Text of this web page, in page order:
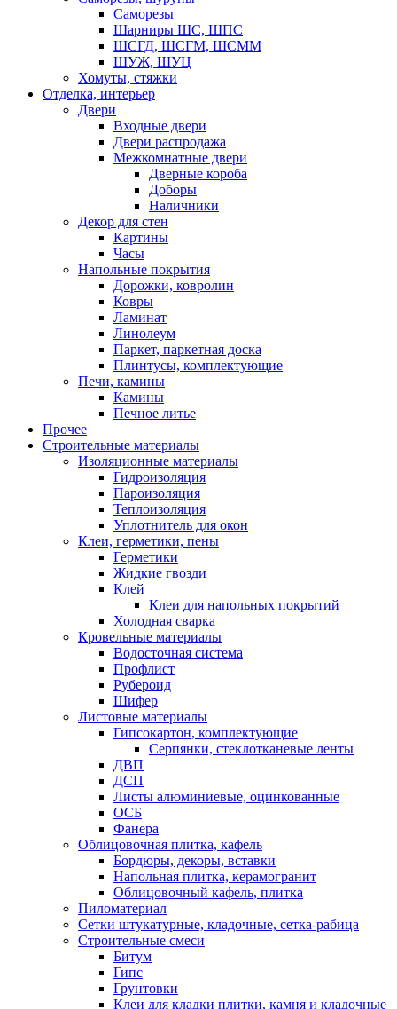
Саморезы
Шарниры ШС, ШПС
ШСГД, ШСГМ, ШСММ
ШУЖ, ШУЦ
Хомуты, стяжки
Отделка, интерьер
Двери
Входные двери
Двери распродажа
Межкомнатные двери
Дверные короба
Доборы
Наличники
Декор для стен
Картины
Часы
Напольные покрытия
Дорожки, ковролин
Ковры
Ламинат
Линолеум
Паркет, паркетная доска
Плинтусы, комплектующие
Печи, камины
Камины
Печное литье
Прочее
Строительные материалы
Изоляционные материалы
Гидроизоляция
Пароизоляция
Теплоизоляция
Уплотнитель для окон
Клеи, герметики, пены
Герметики
Жидкие гвозди
Клей
Клеи для напольных покрытий
Холодная сварка
Кровельные материалы
Водосточная система
Профлист
Рубероид
Шифер
Листовые материалы
Гипсокартон, комплектующие
Серпянки, стеклотканевые ленты
ДВП
ДСП
Листы алюминиевые, оцинкованные
ОСБ
Фанера
Облицовочная плитка, кафель
Бордюры, декоры, вставки
Напольная плитка, керамогранит
Облицовочный кафель, плитка
Пиломатериал
Сетки штукатурные, кладочные, сетка-рабица
Строительные смеси
Битум
Гипс
Грунтовки
Клеи для кладки плитки, камня и кладочные